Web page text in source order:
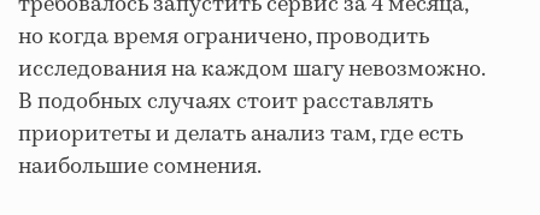
но когда время ограничено, проводить
исследования на каждом шагу невозможно.
В подобных случаях стоит расставлять
приоритеты и делать анализ там, где есть
наибольшие сомнения.